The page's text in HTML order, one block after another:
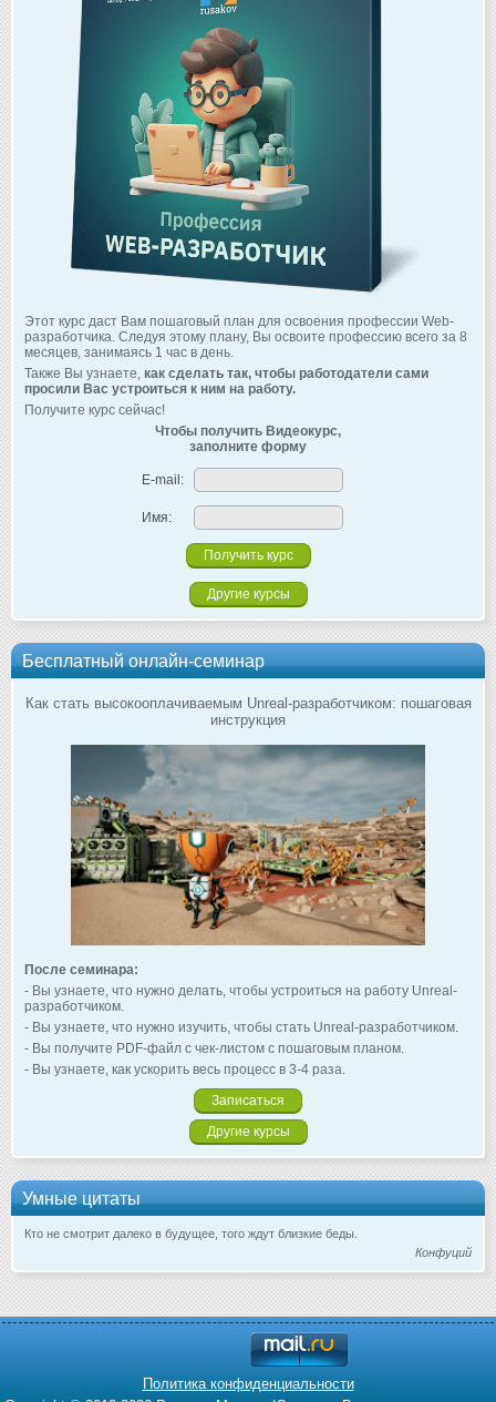
Этот курс даст Вам пошаговый план для освоения профессии Web-
разработчика. Следуя этому плану, Вы освоите профессию всего за 8
месяцев, занимаясь 1 час в день.
Также Вы узнаете, как сделать так, чтобы работодатели сами
просили Вас устроиться к ним на работу.
Получите курс сейчас!
Чтобы получить Видеокурс,
заполните форму
E-mail:
Имя:
Другие курсы
Бесплатный онлайн-семинар
Как стать высокооплачиваемым Unreal-разработчиком: пошаговая
инструкция
После семинара:
- Вы узнаете, что нужно делать, чтобы устроиться на работу Unreal-
разработчиком.
- Вы узнаете, что нужно изучить, чтобы стать Unreal-разработчиком.
- Вы получите PDF-файл с чек-листом с пошаговым планом.
- Вы узнаете, как ускорить весь процесс в 3-4 раза.
Записаться
Другие курсы
Умные цитаты
Кто не смотрит далеко в будущее, того ждут близкие беды.
Конфуций
Политика конфиденциальности